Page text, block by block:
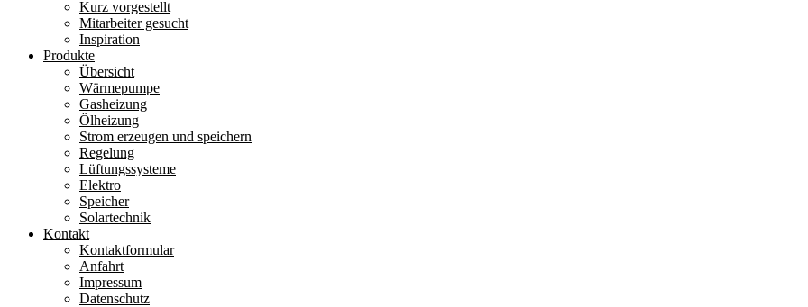
Kurz vorgestellt
Mitarbeiter gesucht
Inspiration
Produkte
Übersicht
Wärmepumpe
Gasheizung
Ölheizung
Strom erzeugen und speichern
Regelung
Lüftungssysteme
Elektro
Speicher
Solartechnik
Kontakt
Kontaktformular
Anfahrt
Impressum
Datenschutz